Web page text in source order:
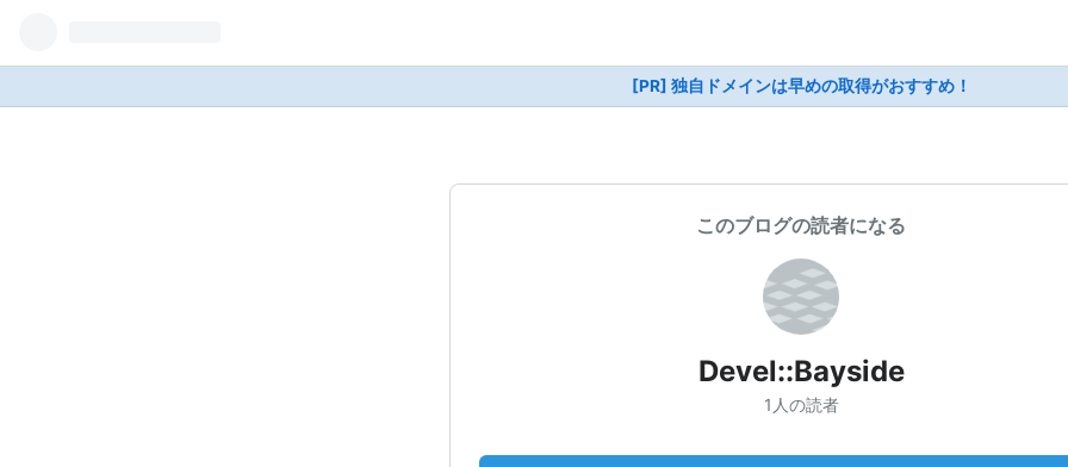
[PR] 独自ドメインは早めの取得がおすすめ！
このブログの読者になる
Devel::Bayside
1人の読者